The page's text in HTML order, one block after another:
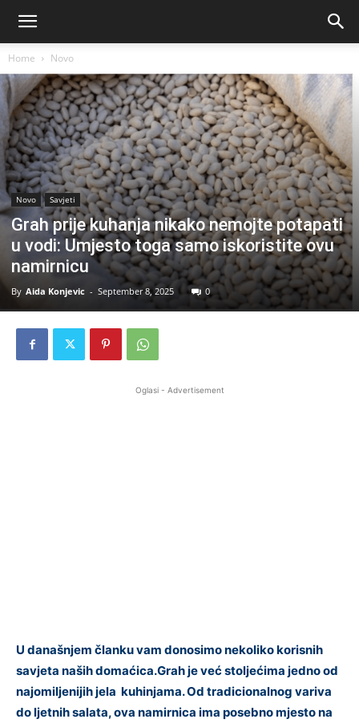
Home Novo
Novo Savjeti
Grah prije kuhanja nikako nemojte potapati
u vodi: Umjesto toga samo iskoristite ovu
namirnicu
By Aida Konjevic - September 8, 2025 0
Oglasi - Advertisement
U današnjem članku vam donosimo nekoliko korisnih
savjeta naših domaćica.Grah je već stoljećima jedno od
najomiljenijih jela kuhinjama. Od tradicionalnog variva
do ljetnih salata, ova namirnica ima posebno mjesto na